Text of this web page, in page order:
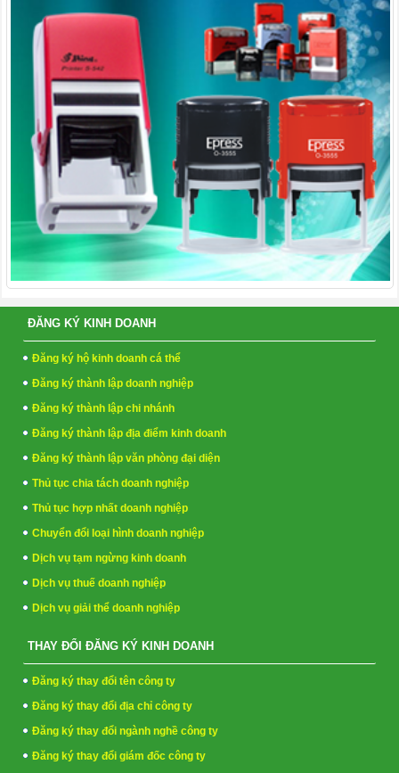
ĐĂNG KÝ KINH DOANH
Đăng ký hộ kinh doanh cá thể
Đăng ký thành lập doanh nghiệp
Đăng ký thành lập chi nhánh
Đăng ký thành lập địa điểm kinh doanh
Đăng ký thành lập văn phòng đại diện
Thủ tục chia tách doanh nghiệp
Thủ tục hợp nhất doanh nghiệp
Chuyển đổi loại hình doanh nghiệp
Dịch vụ tạm ngừng kinh doanh
Dịch vụ thuế doanh nghiệp
Dịch vụ giải thể doanh nghiệp
THAY ĐỔI ĐĂNG KÝ KINH DOANH
Đăng ký thay đổi tên công ty
Đăng ký thay đổi địa chỉ công ty
Đăng ký thay đổi ngành nghề công ty
Đăng ký thay đổi giám đốc công ty